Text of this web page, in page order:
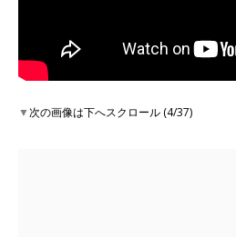
▼次の画像は下へスクロール (4/37)